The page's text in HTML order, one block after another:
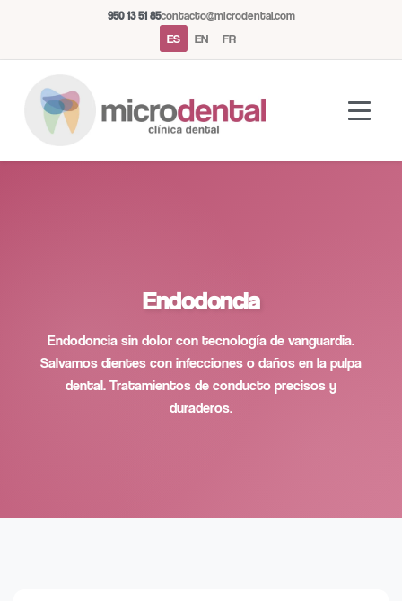
950 13 51 85contacto@microdental.com
ES EN FR
Endodoncia
Endodoncia sin dolor con tecnología de vanguardia.
Salvamos dientes con infecciones o daños en la pulpa
dental. Tratamientos de conducto precisos y
duraderos.
Hoy